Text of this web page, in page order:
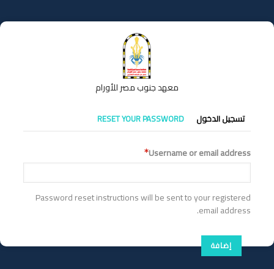
إلى
المحتوى
معهد جنوب مصر للأورام
التبويبات
الأساسية
تسجيل الدخول RESET YOUR PASSWORD
Username or email address
Password reset instructions will be sent to your registered
email address.